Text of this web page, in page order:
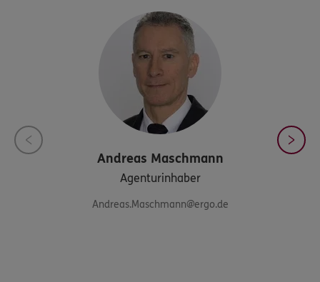
Andreas Maschmann
Agenturinhaber
Andreas.Maschmann@ergo.de